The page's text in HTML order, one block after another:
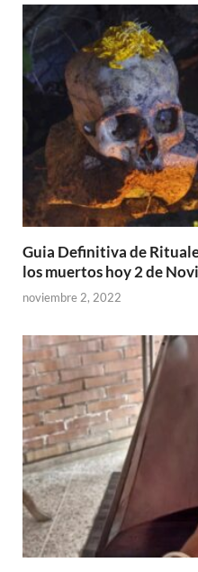
Guia Definitiva de
los muertos hoy 2 de
noviembre 2, 2022